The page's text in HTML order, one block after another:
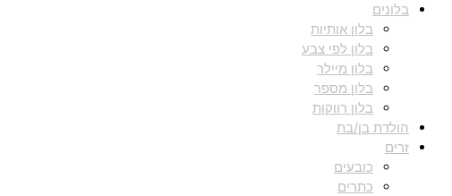
בלונים
בלון אותיות
בלון לפי צבע
בלון מיילר
בלון מספר
בלון רווקות
הולדת בן/בת
זרים
כובעים
כתרים